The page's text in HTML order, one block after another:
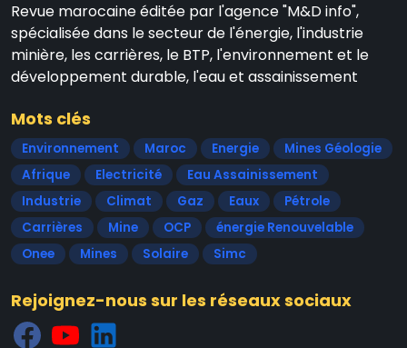
Revue marocaine éditée par l'agence "M&D info",
spécialisée dans le secteur de l'énergie, l'industrie
minière, les carrières, le BTP, l'environnement et le
développement durable, l'eau et assainissement
Mots clés
Environnement Maroc Energie
Mines Géologie
Afrique
Electricité
Eau Assainissement
Industrie
Climat Gaz Eaux
Pétrole
Carrières
Mine OCP
énergie Renouvelable
Onee
Mines Solaire Simc
Rejoignez-nous sur les réseaux sociaux